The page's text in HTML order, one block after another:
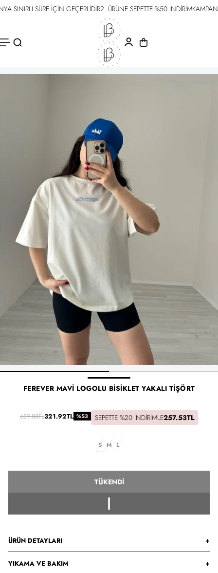
İÇERIĞE
SINIRLI SÜRE İÇİN GEÇERLİDİR2. ÜRÜNE SEPETTE %50 İNDİRİM
FEREVER MAVI LOGOLU BISIKLET YAKALI TIŞÖRT
689.88TL321.92TL %53 SEPETTE %20 İNDIRIMLE257.53TL
S M L
TÜKENDI
ÜRÜN DETAYLARI +
YIKAMA VE BAKIM +